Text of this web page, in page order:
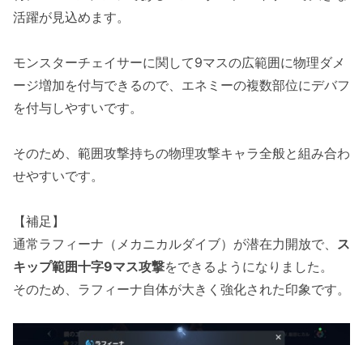
活躍が見込めます。
モンスターチェイサーに関して9マスの広範囲に物理ダメ
ージ増加を付与できるので、エネミーの複数部位にデバフ
を付与しやすいです。
そのため、範囲攻撃持ちの物理攻撃キャラ全般と組み合わ
せやすいです。
【補足】
通常ラフィーナ（メカニカルダイブ）が潜在力開放で、 ス
キップ範囲十字9マス攻撃をできるようになりました。
そのため、ラフィーナ自体が大きく強化された印象です。